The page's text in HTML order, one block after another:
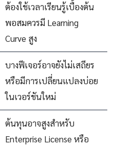
ต้องใช้เวลาเรียนรู้เบื้องต้น
พอสมควรมี Learning
Curve สูง
บางฟีเจอร์อาจยังไม่เสถียร
หรือมีการเปลี่ยนแปลงบ่อย
ในเวอร์ชันใหม่
ต้นทุนอาจสูงสำหรับ
Enterprise License หรือ